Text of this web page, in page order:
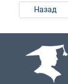
Назад